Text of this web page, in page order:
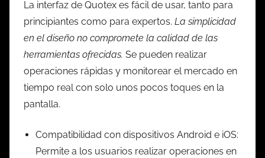
La interfaz de Quotex es fácil de usar, tanto para
principiantes como para expertos. La simplicidad
en el diseño no compromete la calidad de las
herramientas ofrecidas. Se pueden realizar
operaciones rápidas y monitorear el mercado en
tiempo real con solo unos pocos toques en la
pantalla.
Compatibilidad con dispositivos Android e iOS:
Permite a los usuarios realizar operaciones en